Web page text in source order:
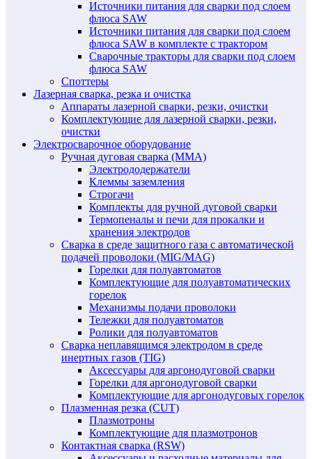
Источники питания для сварки под слоем
флюса SAW
Источники питания для сварки под слоем
флюса SAW в комплекте с трактором
Сварочные тракторы для сварки под слоем
флюса SAW
Споттеры
Лазерная сварка, резка и очистка
Аппараты лазерной сварки, резки, очистки
Комплектующие для лазерной сварки, резки,
очистки
Электросварочное оборудование
Ручная дуговая сварка (MMA)
Электрододержатели
Клеммы заземления
Строгачи
Комплекты для ручной дуговой сварки
Термопеналы и печи для прокалки и
хранения электродов
Сварка в среде защитного газа с автоматической
подачей проволоки (MIG/MAG)
Горелки для полуавтоматов
Комплектующие для полуавтоматических
горелок
Механизмы подачи проволоки
Тележки для полуавтоматов
Ролики для полуавтоматов
Сварка неплавящимся электродом в среде
инертных газов (TIG)
Аксессуары для аргонодуговой сварки
Горелки для аргонодуговой сварки
Комплектующие для аргонодуговых горелок
Плазменная резка (CUT)
Плазмотроны
Комплектующие для плазмотронов
Контактная сварка (RSW)